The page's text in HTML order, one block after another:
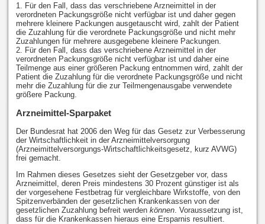
1. Für den Fall, dass das verschriebene Arzneimittel in der
verordneten Packungsgröße nicht verfügbar ist und daher gegen
mehrere kleinere Packungen ausgetauscht wird, zahlt der Patient
die Zuzahlung für die verordnete Packungsgröße und nicht mehr
Zuzahlungen für mehrere ausgegebene kleinere Packungen.
2. Für den Fall, dass das verschriebene Arzneimittel in der
verordneten Packungsgröße nicht verfügbar ist und daher eine
Teilmenge aus einer größeren Packung entnommen wird, zahlt der
Patient die Zuzahlung für die verordnete Packungsgröße und nicht
mehr die Zuzahlung für die zur Teilmengenausgabe verwendete
größere Packung.
Arzneimittel-Sparpaket
Der Bundesrat hat 2006 den Weg für das Gesetz zur Verbesserung
der Wirtschaftlichkeit in der Arzneimittelversorgung
(Arzneimittelversorgungs-Wirtschaftlichkeitsgesetz, kurz AVWG)
frei gemacht.
Im Rahmen dieses Gesetzes sieht der Gesetzgeber vor, dass
Arzneimittel, deren Preis mindestens 30 Prozent günstiger ist als
der vorgesehene Festbetrag für vergleichbare Wirkstoffe, von den
Spitzenverbänden der gesetzlichen Krankenkassen von der
gesetzlichen Zuzahlung befreit werden können. Voraussetzung ist,
dass für die Krankenkassen hieraus eine Ersparnis resultiert.